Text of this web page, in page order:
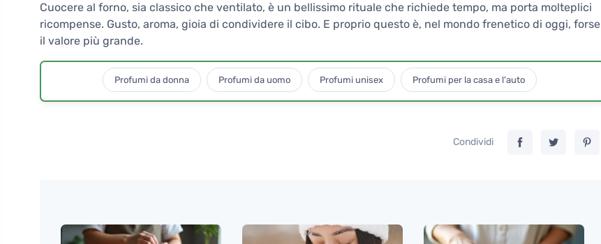
Cuocere al forno, sia classico che ventilato, è un bellissimo rituale che richiede tempo, ma porta molteplici
ricompense. Gusto, aroma, gioia di condividere il cibo. E proprio questo è, nel mondo frenetico di oggi, forse
il valore più grande.
Profumi da donna Profumi da uomo Profumi unisex Profumi per la casa e l'auto
Condividi